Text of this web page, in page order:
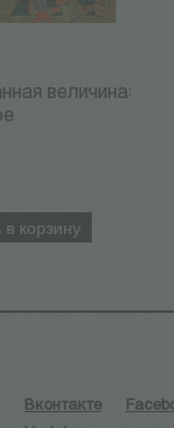
величина:
в корзину
Вконтакте